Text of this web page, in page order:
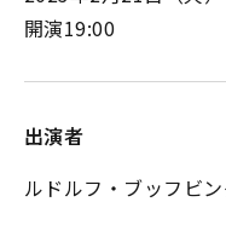
開演19:00
出演者
ルドルフ・ブッフビ